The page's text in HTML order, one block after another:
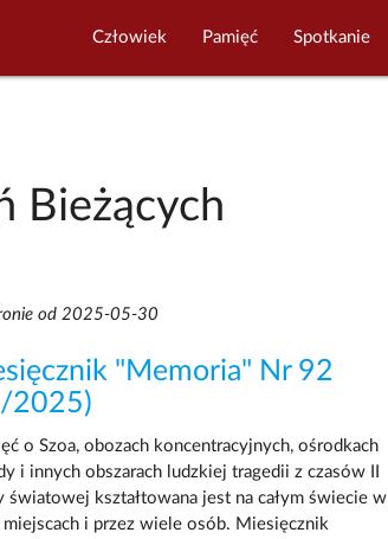
Człowiek Pamięć Spotkanie
Bieżących
od 2025-05-30
"Memoria" Nr 92
2025)
o Szoa, obozach koncentracyjnych, ośrodkach
i innych obszarach ludzkiej tragedii z czasów II
światowej kształtowana jest na całym świecie w
i przez wiele osób. Miesięcznik